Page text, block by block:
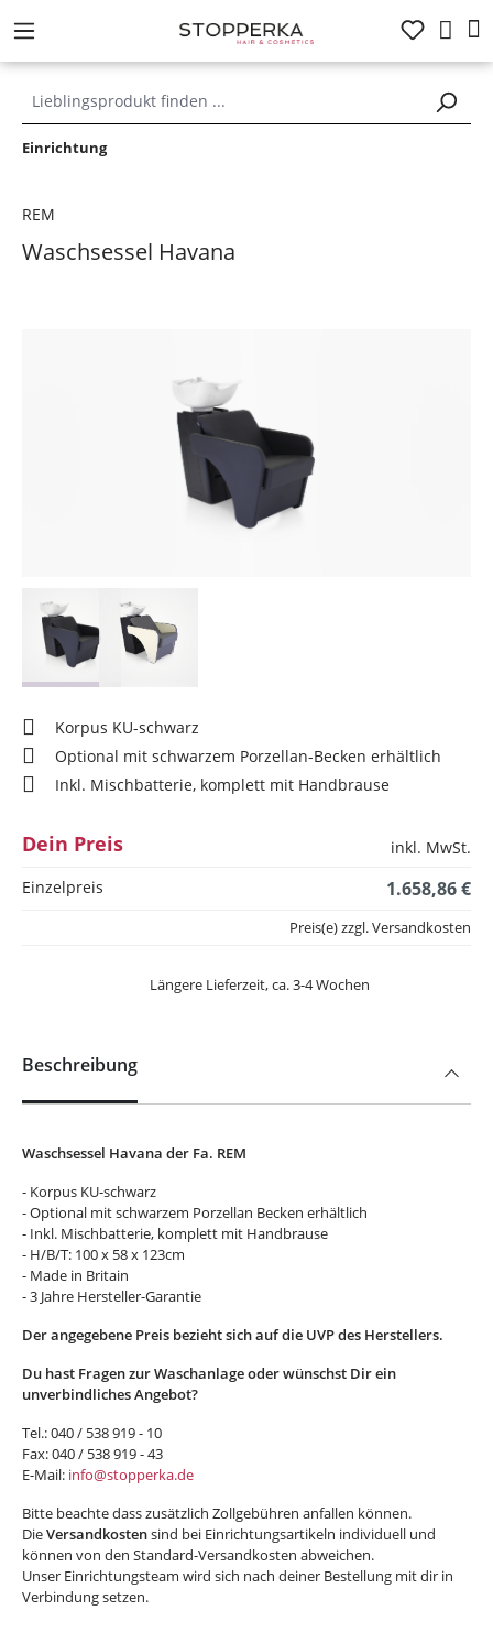
springen
Einrichtung
Waschsessel Havana
REM
Korpus KU-schwarz
Optional mit schwarzem Porzellan-Becken erhältlich
Inkl. Mischbatterie, komplett mit Handbrause
Dein Preis
inkl. MwSt.
Einzelpreis
1.658,86 €
Längere Lieferzeit, ca. 3-4 Wochen
Preis(e) zzgl. Versandkosten
Beschreibung
Waschsessel Havana der Fa. REM
- Korpus KU-schwarz
- Optional mit schwarzem Porzellan Becken erhältlich
- Inkl. Mischbatterie, komplett mit Handbrause
- H/B/T: 100 x 58 x 123cm
- Made in Britain
- 3 Jahre Hersteller-Garantie
Der angegebene Preis bezieht sich auf die UVP des Herstellers.
Du hast Fragen zur Waschanlage oder wünschst Dir ein
unverbindliches Angebot?
Tel.: 040 / 538 919 - 10
Fax: 040 / 538 919 - 43
E-Mail: info@stopperka.de
Bitte beachte dass zusätzlich Zollgebühren anfallen können.
DieVersandkostensind bei Einrichtungsartikeln individuell und
können von den Standard-Versandkosten abweichen.
Unser Einrichtungsteam wird sich nach deiner Bestellung mit dir in
Verbindung setzen.